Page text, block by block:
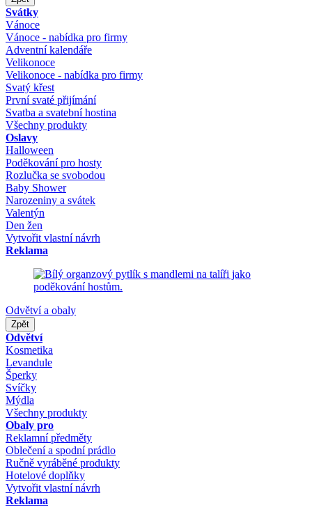
Svátky
Vánoce
Vánoce - nabídka pro firmy
Adventní kalendáře
Velikonoce
Velikonoce - nabídka pro firmy
Svatý křest
První svaté přijímání
Svatba a svatební hostina
Všechny produkty
Oslavy
Halloween
Poděkování pro hosty
Rozlučka se svobodou
Baby Shower
Narozeniny a svátek
Valentýn
Den žen
Vytvořit vlastní návrh
Reklama
Odvětví a obaly
Zpět
Odvětví
Kosmetika
Levandule
Šperky
Svíčky
Mýdla
Všechny produkty
Obaly pro
Reklamní předměty
Oblečení a spodní prádlo
Ručně vyráběné produkty
Hotelové doplňky
Vytvořit vlastní návrh
Reklama